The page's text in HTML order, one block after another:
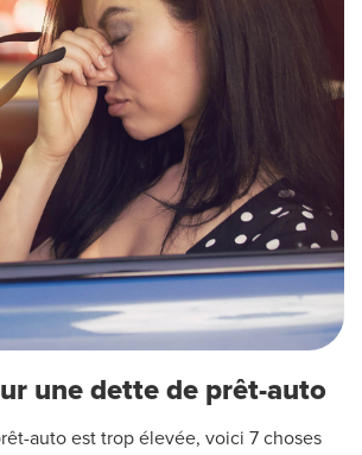
une dette de prêt-auto
auto est trop élevée, voici 7 choses